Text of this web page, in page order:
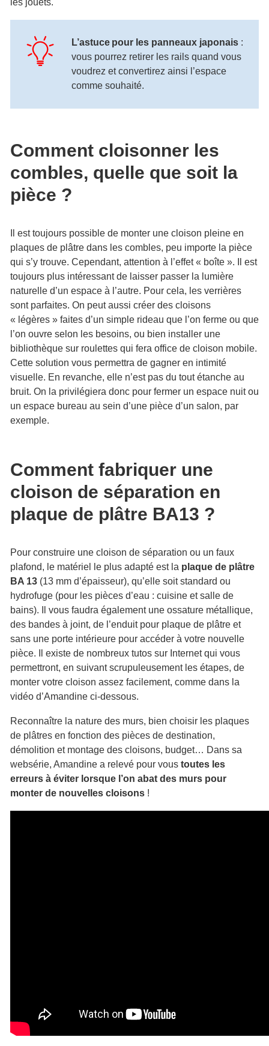
les jouets.
L’astuce pour les panneaux japonais :
vous pourrez retirer les rails quand vous
voudrez et convertirez ainsi l’espace
comme souhaité.
Comment cloisonner les
combles, quelle que soit la
pièce ?
Il est toujours possible de monter une cloison pleine en
plaques de plâtre dans les combles, peu importe la pièce
qui s’y trouve. Cependant, attention à l’effet « boîte ». Il est
toujours plus intéressant de laisser passer la lumière
naturelle d’un espace à l’autre. Pour cela, les verrières
sont parfaites. On peut aussi créer des cloisons
« légères » faites d’un simple rideau que l’on ferme ou que
l’on ouvre selon les besoins, ou bien installer une
bibliothèque sur roulettes qui fera office de cloison mobile.
Cette solution vous permettra de gagner en intimité
visuelle. En revanche, elle n’est pas du tout étanche au
bruit. On la privilégiera donc pour fermer un espace nuit ou
un espace bureau au sein d’une pièce d’un salon, par
exemple.
Comment fabriquer une
cloison de séparation en
plaque de plâtre BA13 ?
Pour construire une cloison de séparation ou un faux
plafond, le matériel le plus adapté est la plaque de plâtre
BA 13 (13 mm d’épaisseur), qu’elle soit standard ou
hydrofuge (pour les pièces d’eau : cuisine et salle de
bains). Il vous faudra également une ossature métallique,
des bandes à joint, de l’enduit pour plaque de plâtre et
sans une porte intérieure pour accéder à votre nouvelle
pièce. Il existe de nombreux tutos sur Internet qui vous
permettront, en suivant scrupuleusement les étapes, de
monter votre cloison assez facilement, comme dans la
vidéo d’Amandine ci-dessous.
Reconnaître la nature des murs, bien choisir les plaques
de plâtres en fonction des pièces de destination,
démolition et montage des cloisons, budget… Dans sa
websérie, Amandine a relevé pour vous toutes les
erreurs à éviter lorsque l’on abat des murs pour
monter de nouvelles cloisons !